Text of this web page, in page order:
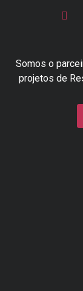
Somos o
projetos de